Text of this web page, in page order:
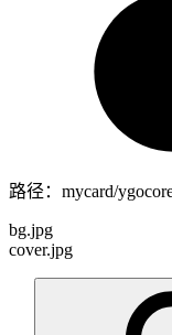
路径：mycard/
bg.jpg
cover.jpg